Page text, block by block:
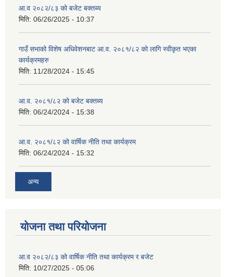
आ.व २०८२/८३ को बजेट बक्तब्य
मिति: 06/26/2025 - 10:37
गाउँ सभाको विशेष अधिवेशनबाट आ.व. २०८१/८२ को लागि स्वीकृत भएका
कार्यक्रमहरु
मिति: 11/28/2024 - 15:45
आ.व. २०८१/८२ को बजेट बक्तब्य
मिति: 06/24/2024 - 15:38
आ.व. २०८१/८२ को वार्षिक नीति तथा कार्यक्रम
मिति: 06/24/2024 - 15:32
अन्य
योजना तथा परियोजना
आ.व २०८२/८३ को वार्षिक नीति तथा कार्यक्रम र बजेट
मिति: 10/27/2025 - 05:06